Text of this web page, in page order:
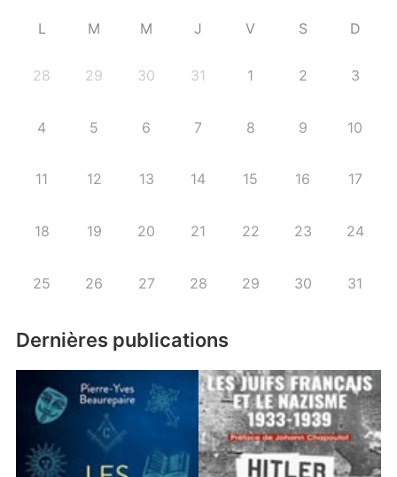
L M M J V S D
28 29 30 31 1 2 3
4 5 6 7 8 9 10
11 12 13 14 15 16 17
18 19 20 21 22 23 24
25 26 27 28 29 30 31
Dernières publications